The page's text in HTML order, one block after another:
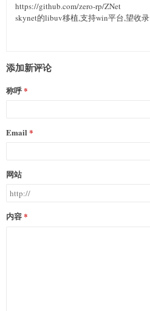
https://github.com/zero-rp/ZNet
skynet的libuv移植,支持win平台,望收录
添加新评论
称呼
Email
网站
内容